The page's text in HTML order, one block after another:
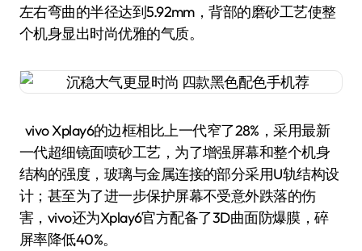
左右弯曲的半径达到5.92mm，背部的磨砂工艺使整
个机身显出时尚优雅的气质。
vivo Xplay6的边框相比上一代窄了28%，采用最新
一代超细镜面喷砂工艺，为了增强屏幕和整个机身
结构的强度，玻璃与金属连接的部分采用U轨结构设
计；甚至为了进一步保护屏幕不受意外跌落的伤
害，vivo还为Xplay6官方配备了3D曲面防爆膜，碎
屏率降低40%。